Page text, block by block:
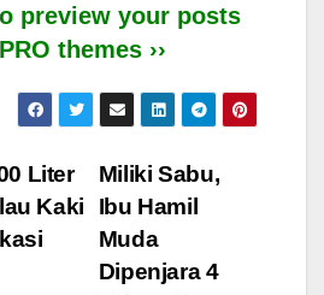
preview your posts
themes ››
Miliki Sabu,
Ibu Hamil
Muda
Dipenjara 4
Liter
Kaki